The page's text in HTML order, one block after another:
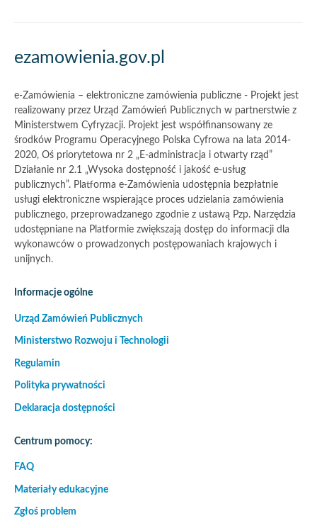
Akcje
informacje
o
witrynie
ezamowienia.gov.pl
e-Zamówienia – elektroniczne zamówienia publiczne - Projekt jest
realizowany przez Urząd Zamówień Publicznych w partnerstwie z
Ministerstwem Cyfryzacji. Projekt jest współfinansowany ze
środków Programu Operacyjnego Polska Cyfrowa na lata 2014-
2020, Oś priorytetowa nr 2 „E-administracja i otwarty rząd”
Działanie nr 2.1 „Wysoka dostępność i jakość e-usług
publicznych”. Platforma e-Zamówienia udostępnia bezpłatnie
usługi elektroniczne wspierające proces udzielania zamówienia
publicznego, przeprowadzanego zgodnie z ustawą Pzp. Narzędzia
udostępniane na Platformie zwiększają dostęp do informacji dla
wykonawców o prowadzonych postępowaniach krajowych i
unijnych.
Informacje ogólne
Urząd Zamówień Publicznych
Ministerstwo Rozwoju i Technologii
Regulamin
Polityka prywatności
Deklaracja dostępności
Centrum pomocy:
FAQ
Materiały edukacyjne
Zgłoś problem